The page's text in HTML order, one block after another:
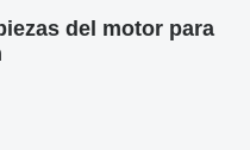
del motor para